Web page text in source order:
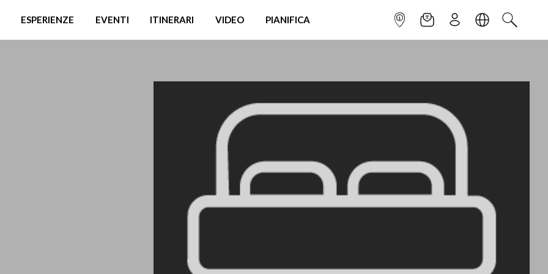
ESPERIENZE EVENTI ITINERARI VIDEO PIANIFICA INFOPOINTNEWSLETTER
ISCRIVITILINGUACERCA